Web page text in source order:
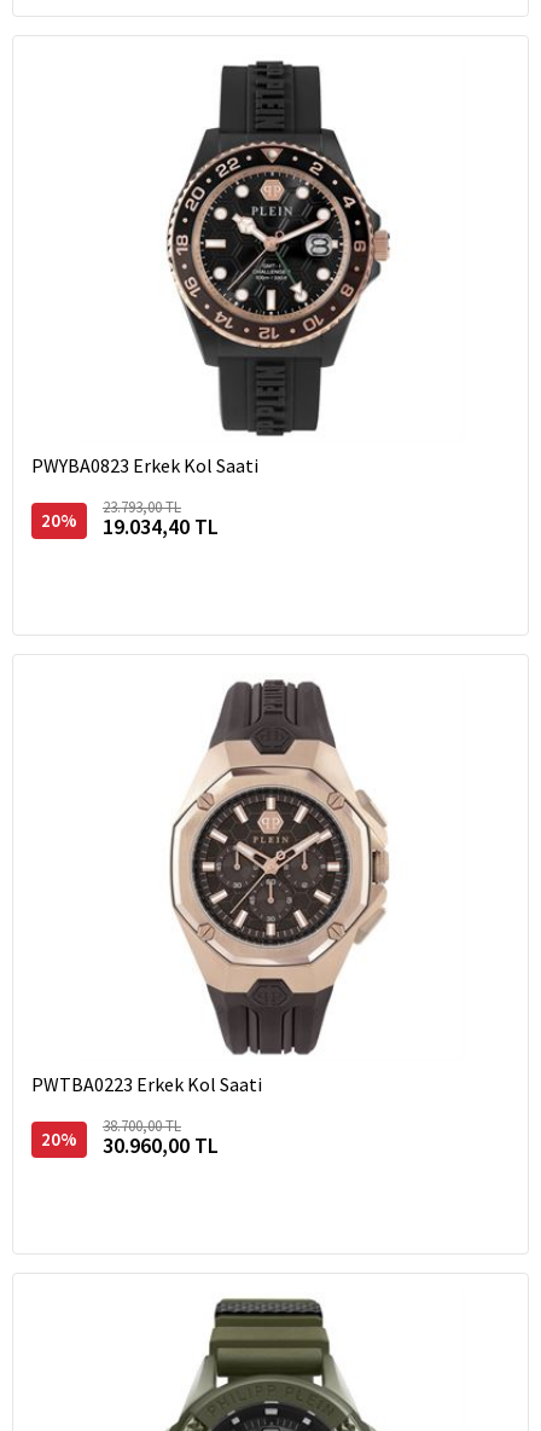
PWYBA0823 Erkek Kol Saati
20%
23.793,00 TL
19.034,40 TL
PWTBA0223 Erkek Kol Saati
20%
38.700,00 TL
30.960,00 TL